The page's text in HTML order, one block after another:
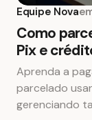
Equipe Nova
Como
Pix e
Aprenda a
parcelado
gerenciando